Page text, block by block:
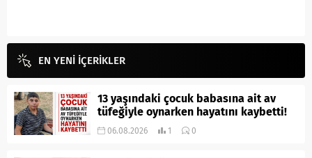
EN YENİ İÇERİKLER
13 yaşındaki çocuk babasına ait av
tüfeğiyle oynarken hayatını kaybetti!
06.08.2026 1 0